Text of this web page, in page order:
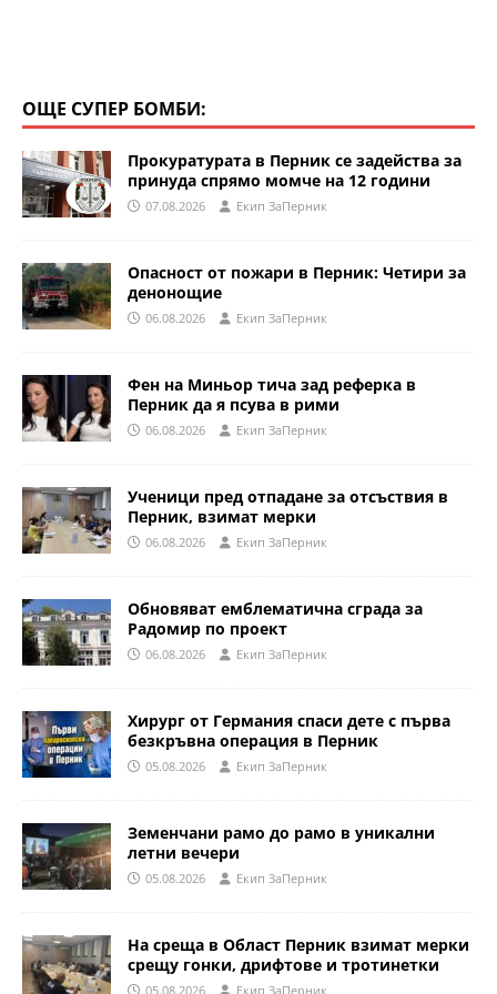
ОЩЕ СУПЕР БОМБИ:
Прокуратурата в Перник се задейства за
принуда спрямо момче на 12 години
07.08.2026 Eкип ЗаПерник
Опасност от пожари в Перник: Четири за
денонощие
06.08.2026 Eкип ЗаПерник
Фен на Миньор тича зад реферка в
Перник да я псува в рими
06.08.2026 Eкип ЗаПерник
Ученици пред отпадане за отсъствия в
Перник, взимат мерки
06.08.2026 Eкип ЗаПерник
Обновяват емблематична сграда за
Радомир по проект
06.08.2026 Eкип ЗаПерник
Хирург от Германия спаси дете с първа
безкръвна операция в Перник
05.08.2026 Eкип ЗаПерник
Земенчани рамо до рамо в уникални
летни вечери
05.08.2026 Eкип ЗаПерник
На среща в Област Перник взимат мерки
срещу гонки, дрифтове и тротинетки
05.08.2026 Eкип ЗаПерник